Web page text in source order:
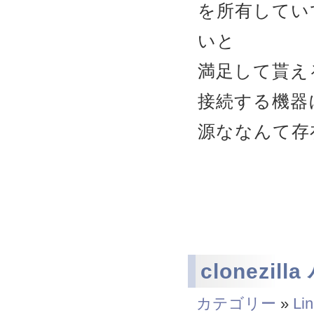
を所有して
いと
満足して貰
接続する機
源ななんて
clonezilla
カテゴリー »